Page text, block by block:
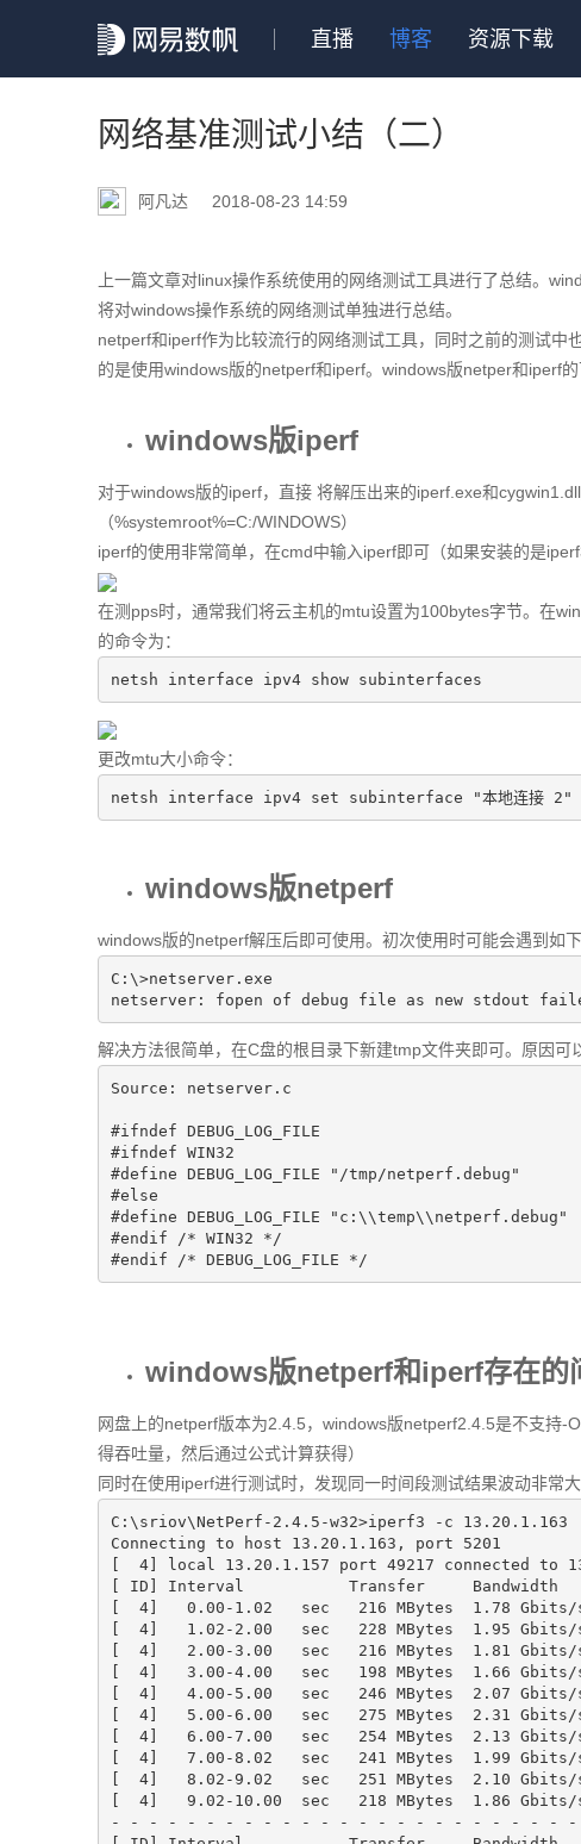
直播 博客 资源下载
网络基准测试小结（二）
阿凡达 2018-08-23 14:59
上一篇文章对linux操作系统使用的网络测试工具进行了总结。
将对windows操作系统的网络测试单独进行总结。
netperf和iperf作为比较流行的网络测试工具，同时之前的测试中
的是使用windows版的netperf和iperf。windows版netper和iperf
windows版iperf
对于windows版的iperf，直接 将解压出来的iperf.exe和
（%systemroot%=C:/WINDOWS）
iperf的使用非常简单，在cmd中输入iperf即可（如果安装的是
在测pps时，通常我们将云主机的mtu设置为100bytes字节。在
的命令为：
netsh interface ipv4 show subinterfaces
更改mtu大小命令：
netsh interface ipv4 set subinterface "本地连接 2"
windows版netperf
windows版的netperf解压后即可使用。初次使用时可能会遇到如下
C:\>netserver.exe
netserver: fopen of debug file as new stdout
解决方法很简单，在C盘的根目录下新建tmp文件夹即可。原因可
Source: netserver.c
#ifndef DEBUG_LOG_FILE
#ifndef WIN32
#define DEBUG_LOG_FILE "/tmp/netperf.debug"
#else
#define DEBUG_LOG_FILE "c:\\temp\\netperf.debug"
#endif /* WIN32 */
#endif /* DEBUG_LOG_FILE */
windows版netperf和iperf存在的
网盘上的netperf版本为2.4.5，windows版netperf2.4.5是不支持-
得吞吐量，然后通过公式计算获得）
同时在使用iperf进行测试时，发现同一时间段测试结果波动非常大
C:\sriov\NetPerf- 2.4. 5 -w32>iperf3 -c 13.20 . 1.163
Connecting to host 13.20 . 1.163 , port 5201
[ 4] local 13.20 . 1.157 port 49217 connected to
[ ID] Interval           Transfer     Bandwidth
[ 4] 0.00 - 1.02
   sec
216 MBytes 1.78 Gbits/
[ 4] 1.02 - 2.00
   sec
228 MBytes 1.95 Gbits/
[ 4] 2.00 - 3.00
   sec
216 MBytes 1.81
Gbits/
[ 4] 3.00 -4.00
   sec
198 MBytes 1.66 Gbits/
[ 4] 4.00 - 5.00
   sec
246 MBytes 2.07 Gbits/
[ 4] 5.00 -6.00
   sec
275 MBytes 2.31
Gbits/
[ 4] 6.00 -7.00
   sec
254 MBytes 2.13 Gbits/
[ 4] 7.00 -8.02
   sec
241 MBytes 1.99 Gbits/
[ 4] 8.02 - 9.02
   sec
251 MBytes 2.10 Gbits/
[ 4] 9.02 - 10.00
  sec
218 MBytes 1.86 Gbits/
- - - - - - - - - - - - - - - - - - - - - - - - -